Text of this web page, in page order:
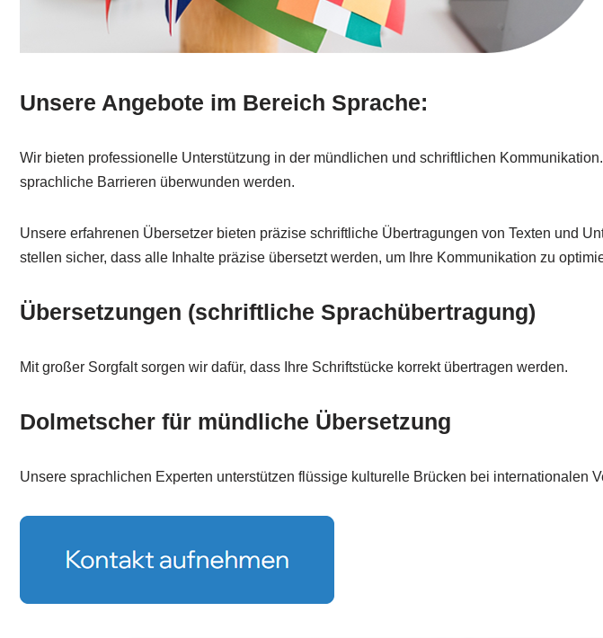
Unsere Angebote im Bereich Sprache:
Wir bieten professionelle Unterstützung in der mündlichen und schriftlichen
sprachliche Barrieren überwunden werden.
Unsere erfahrenen Übersetzer bieten präzise schriftliche Übertragungen von Texten und
stellen sicher, dass alle Inhalte präzise übersetzt werden, um Ihre Kommunikation zu
Übersetzungen (schriftliche Sprachübertragung)
Mit großer Sorgfalt sorgen wir dafür, dass Ihre Schriftstücke korrekt übertragen werden.
Dolmetscher für mündliche Übersetzung
Unsere sprachlichen Experten unterstützen flüssige kulturelle Brücken bei internationalen